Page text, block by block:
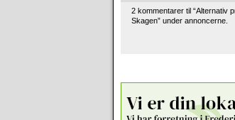
2 kommentarer til “Alternativ
Skagen” under annoncerne.